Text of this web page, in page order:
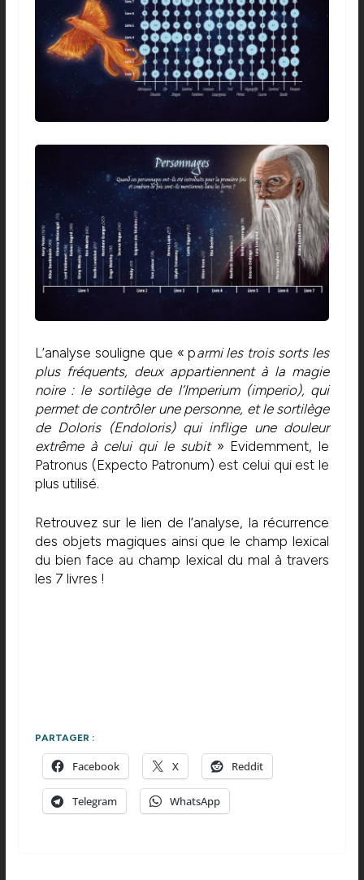
L’analyse souligne que « parmi les trois sorts les
plus fréquents, deux appartiennent à la magie
noire : le sortilège de l’Imperium (imperio), qui
permet de contrôler une personne, et le sortilège
de Doloris (Endoloris) qui inflige une douleur
extrême à celui qui le subit» Evidemment, le
Patronus (Expecto Patronum) est celui qui est le
plus utilisé.
Retrouvez sur le lien de l’analyse, la récurrence
des objets magiques ainsi que le champ lexical
du bien face au champ lexical du mal à travers
les 7 livres !
PARTAGER :
Facebook X Reddit
Telegram WhatsApp